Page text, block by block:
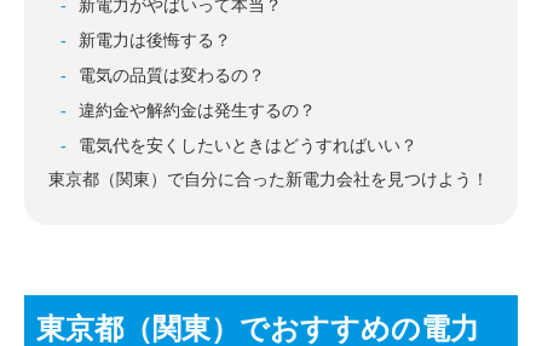
新電力がやばいって本当？
新電力は後悔する？
電気の品質は変わるの？
違約金や解約金は発生するの？
電気代を安くしたいときはどうすればいい？
東京都（関東）で自分に合った新電力会社を見つけよう！
東京都（関東）でおすすめの電力